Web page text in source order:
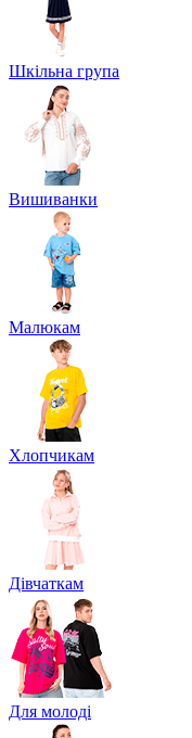
Шкільна група
Вишиванки
Малюкам
Хлопчикам
Дівчаткам
Для молоді